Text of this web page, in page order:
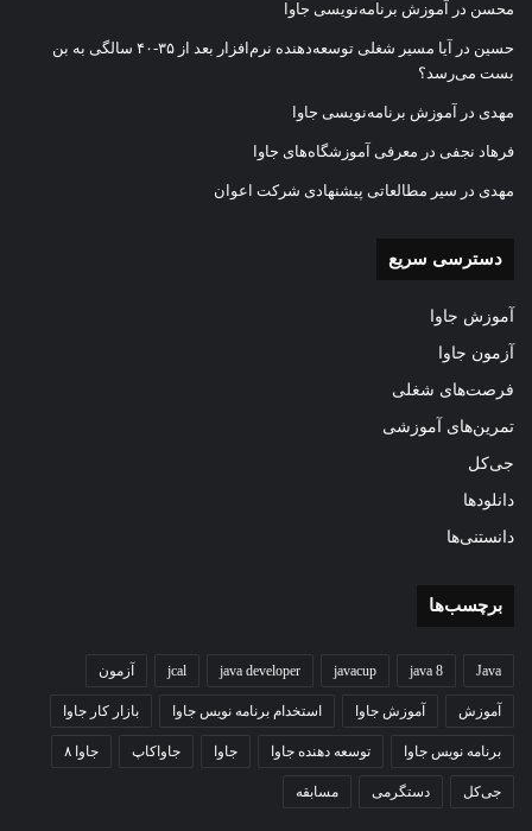
محسن در آموزش برنامه‌نویسی جاوا
حسین در
آیا مسیر شغلی توسعه‌دهنده نرم‌افزار بعد از ۳۵-۴۰ سالگی به بن
بست می‌رسد؟
مهدی در آموزش برنامه‌نویسی جاوا
فرهاد نجفی در معرفی آموزشگاه‌های جاوا
مهدی در سیر مطالعاتی پیشنهادی شرکت اعوان
دسترسی سریع
آموزش جاوا
آزمون جاوا
فرصت‌های شغلی
تمرین‌های آموزشی
جی‌کل
دانلودها
دانستنی‌ها
برچسب‌ها
Java
java 8
javacup
java developer
jcal آزمون
آموزش آموزش جاوا استخدام برنامه نویس جاوا بازار کار جاوا
برنامه نویس جاوا توسعه دهنده جاوا جاوا جاواکاپ جاوا ۸
جی‌کل دستگرمی مسابقه